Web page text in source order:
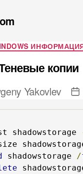
Рубрики
копии
Yakovlev
shadowstorage
shadowstorage /